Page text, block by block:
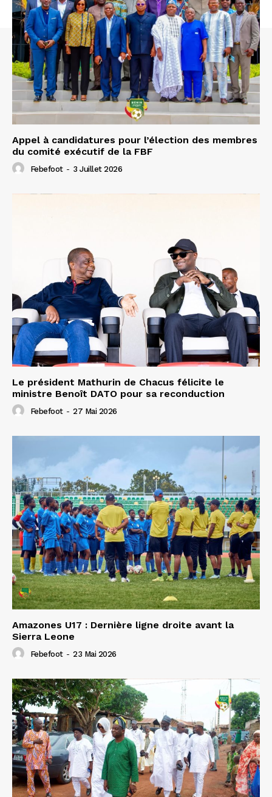
Appel à candidatures pour l’élection des membres
du comité exécutif de la FBF
Febefoot - 3 Juillet 2026
Le président Mathurin de Chacus félicite le
ministre Benoît DATO pour sa reconduction
Febefoot - 27 Mai 2026
Amazones U17 : Dernière ligne droite avant la
Sierra Leone
Febefoot - 23 Mai 2026